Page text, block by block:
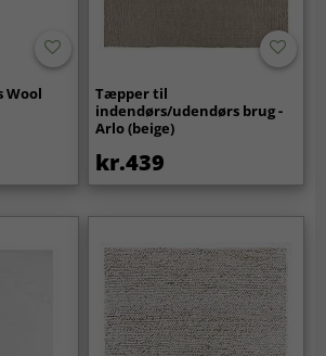
Wool
Tæpper til
indendørs/udendørs brug -
Arlo (beige)
kr.439